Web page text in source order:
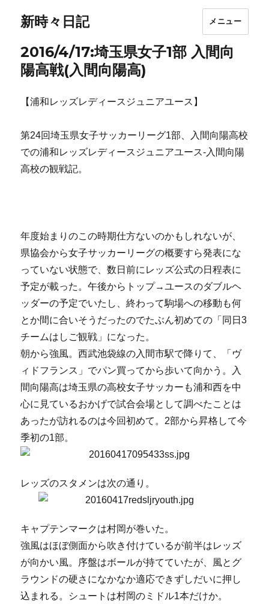
新時々日記 メニュー
2016/4/17:埼玉県女子1部 入間向
陽高戦(入間向陽高)
【浦和レッズレディースジュニアユース】
第24回埼玉県女子サッカーリーグ1部、入間向陽高校
での浦和レッズレディースジュニアユース-入間向陽
高校の観戦記。
年度始まりのこの時期仕方ないのかもしれないが、
県協会から女子サッカーリーグの概要すら発表にな
っていない状態で、数日前にレッズ公式の日程表に
予定が載った。午後からトップ→ユースのダブルヘ
ッダーの予定でいたし、終わって駒場への移動も何
とか間に合いそうだったのでたぶん初めての「同日3
チームはしご観戦」になった。
朝から強風。西武池袋線の入間市駅で降りて、「ヴ
ィドフランス」でパン買ってから歩いて向かう。入
間向陽高は埼玉県の高校女子サッカーも浦和西を中
心に見ているおかげで試合会場として調べたことは
あったが訪れるのは今回初めて。2部から昇格して今
季初の1部。
レッズのスタメンは次の通り。
キャプテンマークは村岡が巻いた。
強風はほぼ側面から吹き付けているが前半はレッズ
が向かい風。序盤はボールが持てていたが、風とグ
ラウンドの硬さになかなか適応できずしだいに押し
込まれる。シュートは村岡のミドル1本だけか。